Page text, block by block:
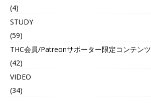
(4)
STUDY
(59)
THC会員/Patreonサポーター限定コンテンツ
(42)
VIDEO
(34)